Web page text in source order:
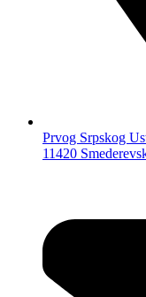
Prvog Srpskog
11420